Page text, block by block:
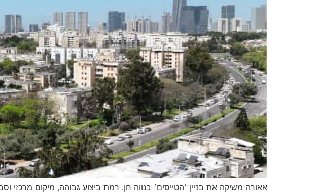
אאורה משיקה את בניין ׳הטייסים׳ בנווה חן. רמת ביצוע גבוהה, מיקום מרכזי